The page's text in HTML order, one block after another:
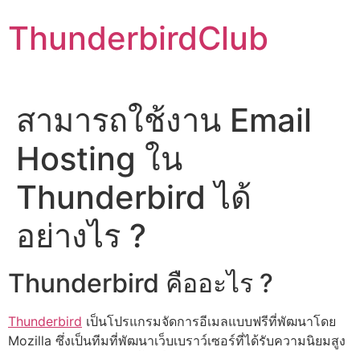
to
content
ThunderbirdClub
สามารถใช้งาน Email
Hosting ใน
Thunderbird ได้
อย่างไร ?
Thunderbird คืออะไร ?
Thunderbird เป็นโปรแกรมจัดการอีเมลแบบฟรีที่พัฒนาโดย
Mozilla ซึ่งเป็นทีมที่พัฒนาเว็บเบราว์เซอร์ที่ได้รับความนิยมสูง